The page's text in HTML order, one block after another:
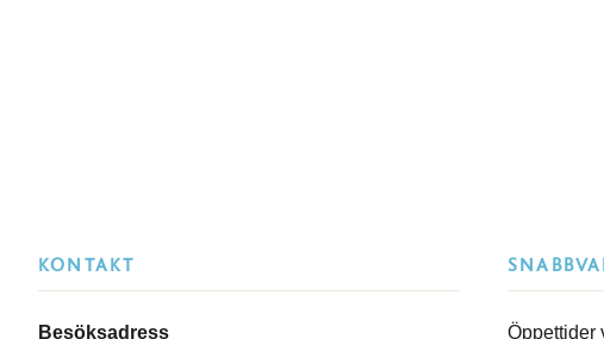
KONTAKT
Besöksadress Öppettider